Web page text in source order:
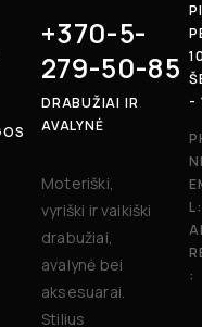
+370-5-
279-50-85
DRABUŽIAI IR
AVALYNĖ
Moteriški,
vyriški ir vaikiški
drabužiai,
avalynė bei
aksesuarai.
Stilius
-
L:
: